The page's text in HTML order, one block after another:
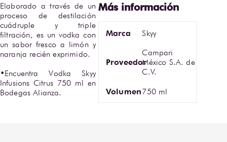
Elaborado a través de un
proceso de destilación
cuádruple y triple
filtración, es un vodka con
un sabor fresco a limón y
naranja recién exprimido.
•Encuentra Vodka Skyy
Infusions Citrus 750 ml en
Bodegas Alianza.
Marca Skyy
Proveedor
Campari
México S.A. de
C.V.
Volumen750 ml